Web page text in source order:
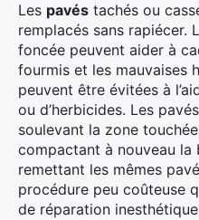
Les pavés tachés ou
remplacés sans rapiécer.
foncée peuvent aider à
fourmis et les mauvaises
peuvent être évitées à
ou d’herbicides. Les
soulevant la zone
compactant à nouveau la
remettant les mêmes
procédure peu coûteuse
de réparation